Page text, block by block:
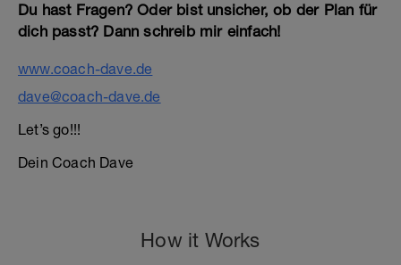
Du hast Fragen? Oder bist unsicher, ob der Plan für
dich passt? Dann schreib mir einfach!
www.coach-dave.de
dave@coach-dave.de
Let’s go!!!
Dein Coach Dave
How it Works